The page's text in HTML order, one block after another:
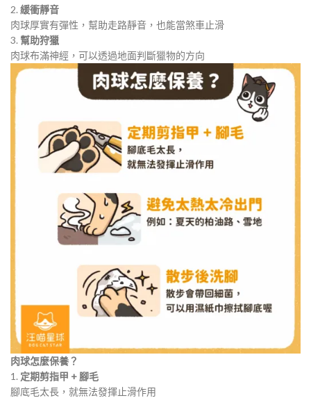
2. 緩衝靜音
肉球厚實有彈性，幫助走路靜音，也能當煞車止滑
3. 幫助狩獵
肉球布滿神經，可以透過地面判斷獵物的方向
肉球怎麼保養？
1. 定期剪指甲 + 腳毛
腳底毛太長，就無法發揮止滑作用